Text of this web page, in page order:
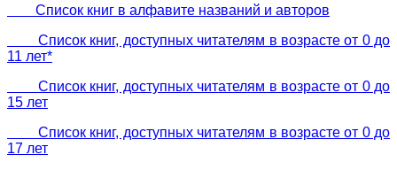
Список книг в алфавите названий и авторов
Список книг, доступных читателям в возрасте от 0 до
11 лет*
Список книг, доступных читателям в возрасте от 0 до
15 лет
Список книг, доступных читателям в возрасте от 0 до
17 лет